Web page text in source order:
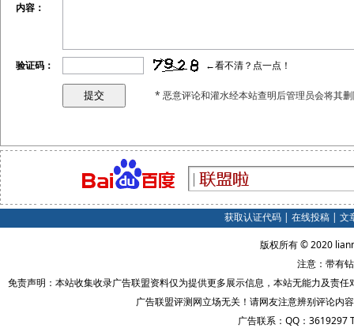
内容：
验证码： ←看不清？点一点！
* 恶意评论和灌水经本站查明后管理员会将其
获取认证代码| 在线投稿| 文
版权所有 © 2020
注意：带有
免责声明：本站收集收录广告联盟资料仅为提供更多展示信息，本站无能力及责
广告联盟评测网立场无关！请网友注意辨别评论内
广告联系：QQ：3619297